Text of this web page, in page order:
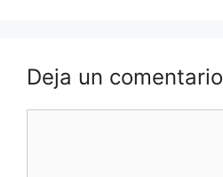
Deja un comentario